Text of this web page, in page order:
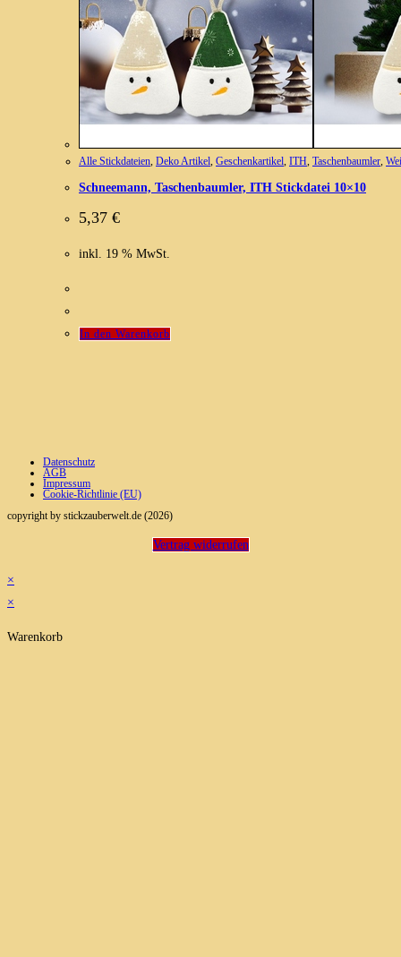
Alle Stickdateien, Deko Artikel, Geschenkartikel, ITH, Taschenbaumler,
Schneemann, Taschenbaumler, ITH Stickdatei 10×10
5,37 €
inkl. 19 % MwSt.
In den Warenkorb
Datenschutz
AGB
Impressum
Cookie-Richtlinie (EU)
copyright by stickzauberwelt.de (2026)
Vertrag widerrufen
×
×
Warenkorb